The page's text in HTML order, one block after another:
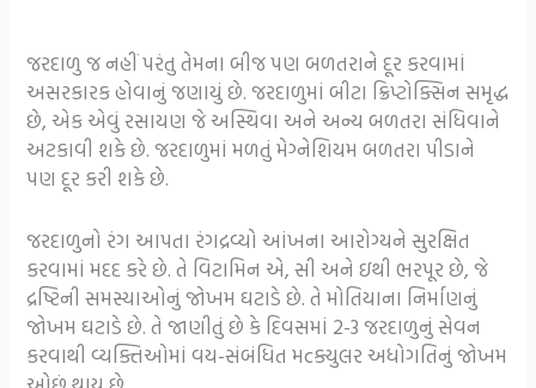
જરદાળુ જ નહીં પરંતુ તેમના બીજ પણ બળતરાને દૂર કરવામાં
અસરકારક હોવાનું જણાયું છે. જરદાળુમાં બીટા ક્રિપ્ટોક્સિન સમૃદ્ધ
છે, એક એવું રસાયણ જે અસ્થિવા અને અન્ય બળતરા સંધિવાને
અટકાવી શકે છે. જરદાળુમાં મળતું મેગ્નેશિયમ બળતરા પીડાને
પણ દૂર કરી શકે છે.
જરદાળુનો રંગ આપતા રંગદ્રવ્યો આંખના આરોગ્યને સુરક્ષિત
કરવામાં મદદ કરે છે. તે વિટામિન એ, સી અને ઇથી ભરપૂર છે, જે
દ્રષ્ટિની સમસ્યાઓનું જોખમ ઘટાડે છે. તે મોતિયાના નિર્માણનું
જોખમ ઘટાડે છે. તે જાણીતું છે કે દિવસમાં 2-3 જરદાળુનું સેવન
કરવાથી વ્યક્તિઓમાં વય-સંબંધિત મcક્યુલર અધોગતિનું જોખમ